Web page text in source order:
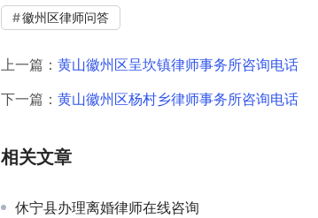
徽州区律师问答
上一篇： 黄山徽州区呈坎镇律师事务所咨询电话
下一篇： 黄山徽州区杨村乡律师事务所咨询电话
相关文章
休宁县办理离婚律师在线咨询